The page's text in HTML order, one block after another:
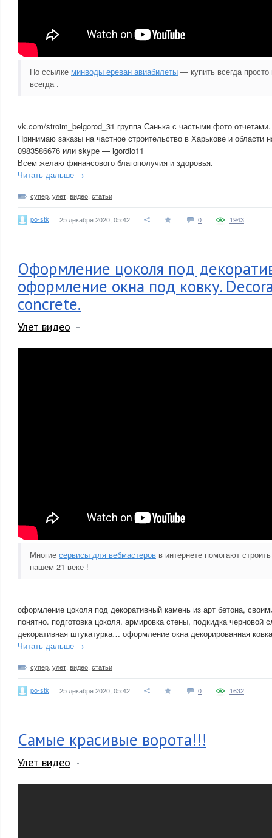
По ссылке минводы ереван авиабилеты — купить всегда просто
всегда .
vk.com/stroim_belgorod_31 группа Санька с частыми фото отчетами.
Принимаю заказы на частное строительство в Харькове и области
0983586676 или skype — igordio11
Всем желаю финансового благополучия и здоровья.
Читать дальше →
супер улет видео статьи
po-stk 25 декабря 2020, 05:42 0 1943
Оформление цоколя под
оформление окна под ковку.
concrete.
Улет видео
Многие сервисы для вебмастеров в интернете помогают
нашем 21 веке !
оформление цоколя под декоративный камень из арт бетона,
понятно. подготовка цоколя. армировка стены, подкидка
декоративная штукатурка… оформление окна декорированная
Читать дальше →
супер улет видео статьи
po-stk 25 декабря 2020, 05:42 0 1632
Самые красивые ворота!!!
Улет видео